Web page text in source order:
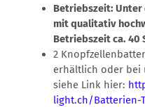
Betriebszeit: Unter
mit qualitativ
Betriebszeit ca. 40
2
erhältlich oder bei
siehe Link hier:
light.ch/Batterien-